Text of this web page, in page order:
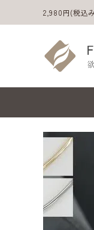
2,980円(税込